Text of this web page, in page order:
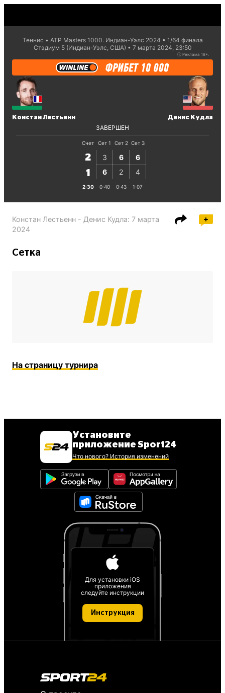
Теннис ATP Masters 1000. Индиан-Уэлс 2024
1/64 финaла
Стэдиум 5 (Индиан-Уэлс, США)
7 марта 2024, 23:50
ⓘ Реклама 18+.
Констан Лестьенн Денис Кудла
ЗАВЕРШЕН
Счет Сет 1 Сет 2 Сет 3
2 3 6 6
1 6 2 4
2:30 0:40 0:43 1:07
Констан Лестьенн - Денис Кудла: 7 марта
2024
Сетка
На страницу турнира
Установите
приложение Sport24
Что нового? История изменений
Для установки iOS
приложения
следуйте инструкции
Инструкция